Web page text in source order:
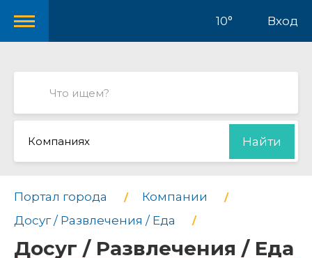
10° Вход
Компаниях Найти
Портал города
Компании
Досуг / Развлечения / Еда
Досуг / Развлечения / Еда